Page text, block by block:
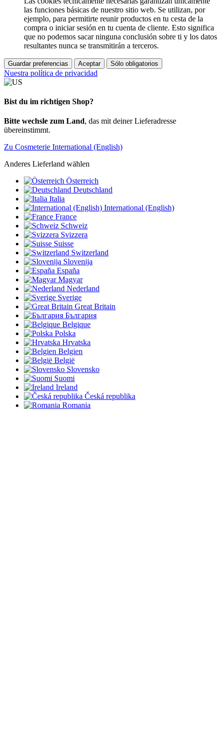
las funciones básicas de nuestro sitio web. Se utilizan, por
ejemplo, para permitirte reunir productos en tu cesta de la
compra o iniciar sesión en tu cuenta de cliente. Esto significa
que no podemos sacar ninguna conclusión sobre ti y los datos
resultantes nunca se transmitirán a terceros.
Guardar preferencias Aceptar Sólo obligatorios
Nuestra política de privacidad
Bist du im richtigen Shop?
Bitte wechsle zum Land, das mit deiner Lieferadresse
übereinstimmt.
Zu Cosmeterie International (English)
Anderes Lieferland wählen
Österreich
Deutschland
Italia
International (English)
France
Schweiz
Svizzera
Suisse
Switzerland
Slovenija
España
Magyar
Nederland
Sverige
Great Britain
България
Belgique
Polska
Hrvatska
Belgien
België
Slovensko
Suomi
Ireland
Česká republika
Romania